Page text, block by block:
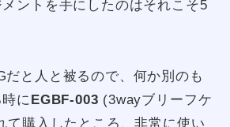
ントを手にしたのはそれこそ5
と人と被るので、何か別のも
にEGBF-003 (3wayブリーフケ
て購入したところ、非常に使い